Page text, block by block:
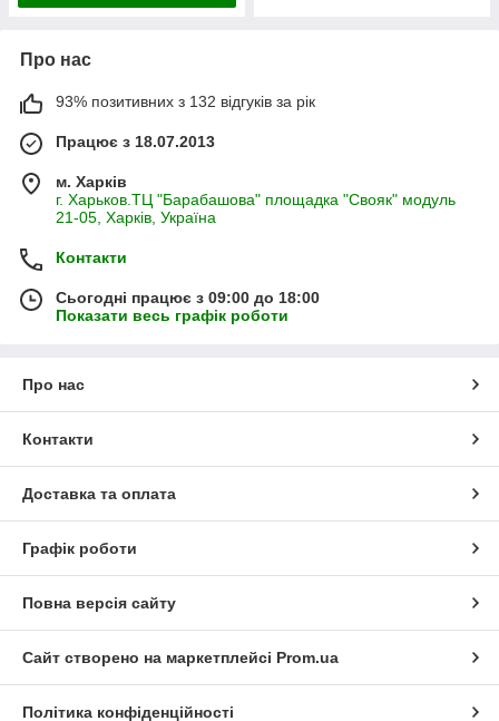
Про нас
93% позитивних з 132 відгуків за рік
Працює з 18.07.2013
м. Харків
г. Харьков.ТЦ "Барабашова" площадка "Свояк" модуль
21-05, Харків, Україна
Контакти
Сьогодні працює з 09:00 до 18:00
Показати весь графік роботи
Про нас
Контакти
Доставка та оплата
Графік роботи
Повна версія сайту
Сайт створено на маркетплейсі Prom.ua
Політика конфіденційності